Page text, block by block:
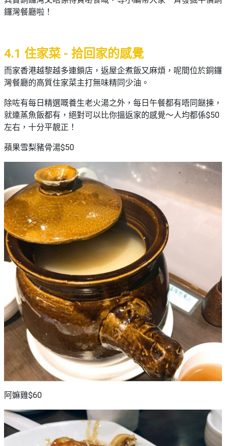
鑼灣餐廳啦！
4.1 住家菜 - 拾回家的感覺
而家香港越黎越多連鎖店，返屋企煮飯又麻煩，呢間位於銅鑼
灣餐廳的高質住家菜主打無味精同少油。
除咗有每日精選嘅養生老火湯之外，每日午餐都有唔同餸揀，
就連蒸魚飯都有，絕對可以比你搵返家的感覺～人均都係$50
左右，十分平靚正！
蘋果雪梨豬骨湯$50
阿嫲雞$60